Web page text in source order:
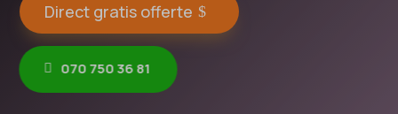
Direct gratis offerte
070 750 36 81